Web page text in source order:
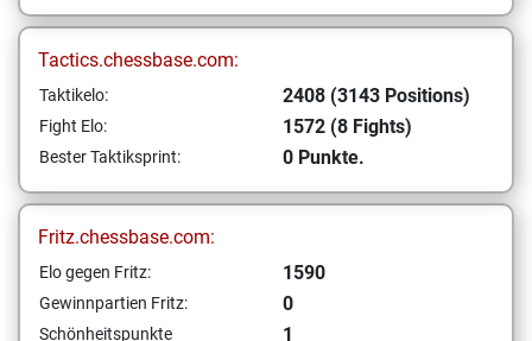
Tactics.chessbase.com:
Taktikelo: 2408 (3143 Positions)
Fight Elo: 1572 (8 Fights)
Bester Taktiksprint: 0 Punkte.
Fritz.chessbase.com:
Elo gegen Fritz: 1590
Gewinnpartien Fritz: 0
Schönheitspunkte
1